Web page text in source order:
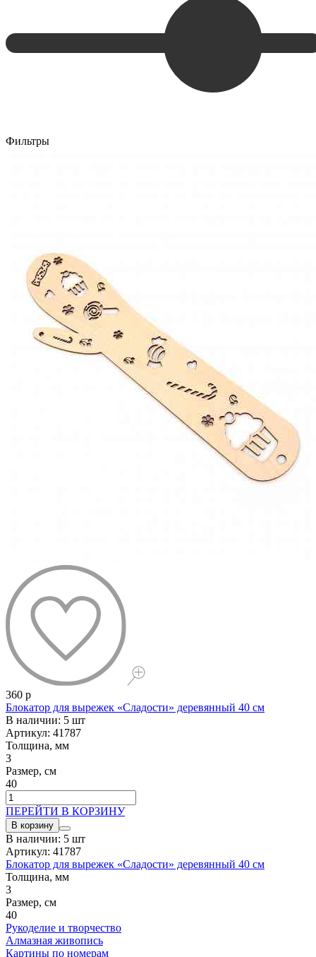
Фильтры
360 р
Блокатор для вырежек «Сладости» деревянный 40 см
В наличии: 5 шт
Артикул: 41787
Толщина, мм
3
Размер, см
40
ПЕРЕЙТИ В КОРЗИНУ
В корзину
В наличии: 5 шт
Артикул: 41787
Блокатор для вырежек «Сладости» деревянный 40 см
Толщина, мм
3
Размер, см
40
Рукоделие и творчество
Алмазная живопись
Картины по номерам